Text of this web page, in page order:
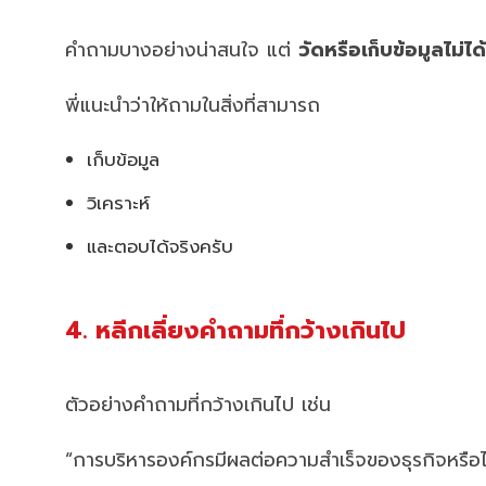
คำถามบางอย่างน่าสนใจ แต่ วัดหรือเก็บข้อมูลไม่ได้
พี่แนะนำว่าให้ถามในสิ่งที่สามารถ
เก็บข้อมูล
วิเคราะห์
และตอบได้จริงครับ
4. หลีกเลี่ยงคำถามที่กว้างเกินไป
ตัวอย่างคำถามที่กว้างเกินไป เช่น
“การบริหารองค์กรมีผลต่อความสำเร็จของธุรกิจหรือ